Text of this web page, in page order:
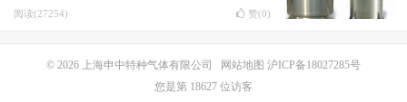
阅读(27254) 赞(0)
© 2026 上海申中特种气体有限公司 网站地图 沪ICP备18027285号
您是第 18627 位访客